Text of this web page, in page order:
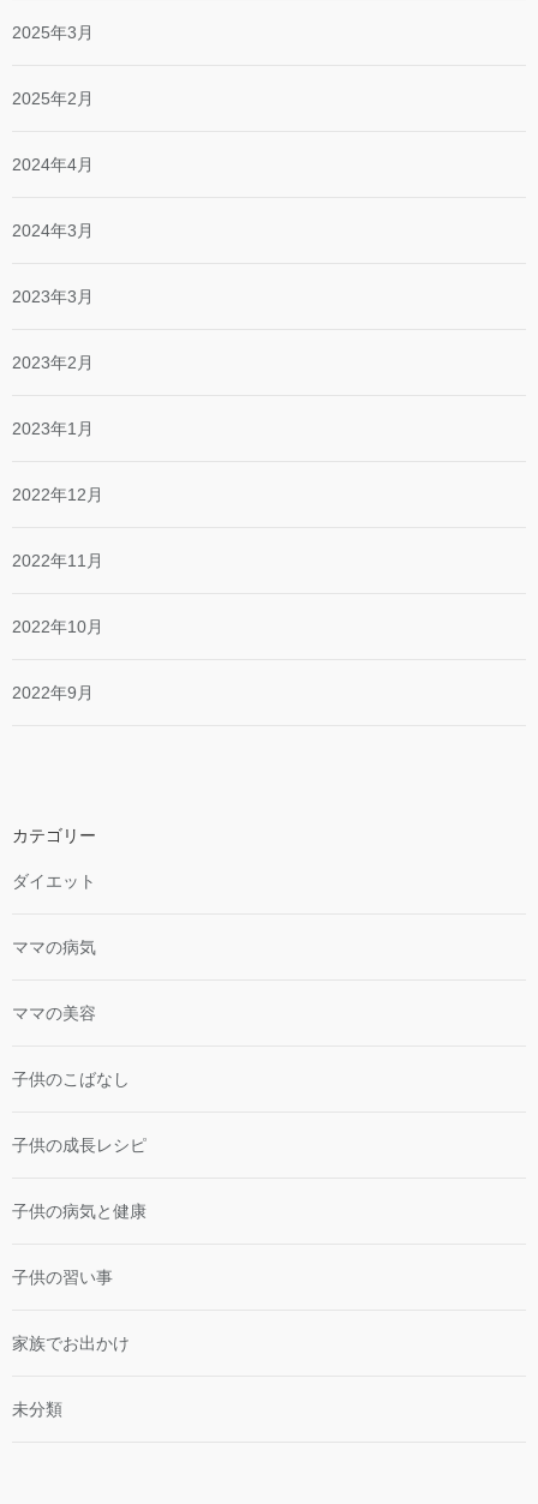
2025年3月
2025年2月
2024年4月
2024年3月
2023年3月
2023年2月
2023年1月
2022年12月
2022年11月
2022年10月
2022年9月
カテゴリー
ダイエット
ママの病気
ママの美容
子供のこばなし
子供の成長レシピ
子供の病気と健康
子供の習い事
家族でお出かけ
未分類